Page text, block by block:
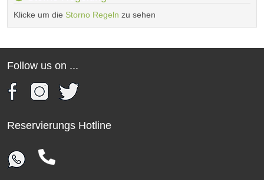
Klicke um die Storno Regeln zu sehen
Follow us on ...
Reservierungs Hotline